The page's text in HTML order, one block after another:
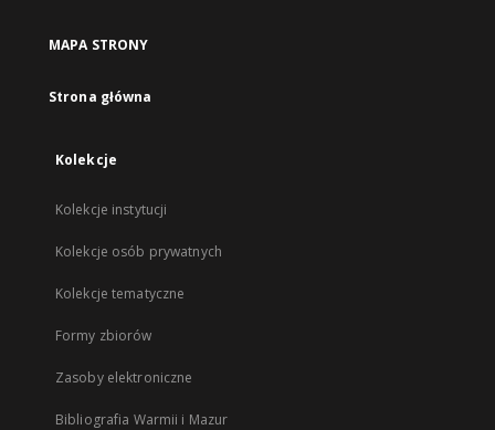
MAPA STRONY
Strona główna
Kolekcje
Kolekcje instytucji
Kolekcje osób prywatnych
Kolekcje tematyczne
Formy zbiorów
Zasoby elektroniczne
Bibliografia Warmii i Mazur